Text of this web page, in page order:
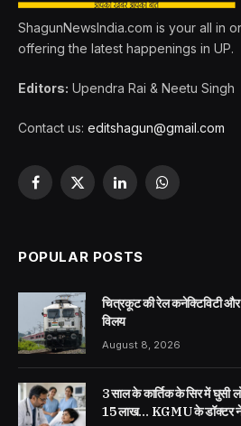
ShagunNewsIndia.com is your all in
offering the latest happenings in UP.
Editors: Upendra Rai & Neetu Singh
Contact us: editshagun@gmail.com
Facebook
X
LinkedInWhatsApp
POPULAR POSTS
चित्रकूट की रेल कनेक्टिविटी
विलय
August 8, 2026
3 साल के कार्तिक के सिर में घुसी
15 लाख… KGMU के डॉक्टर ने